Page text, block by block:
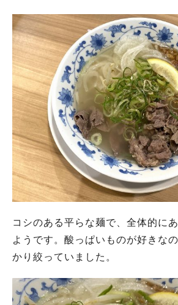
コシのある平らな麺で、全体的に
ようです。酸っぱいものが好きな
かり絞っていました。